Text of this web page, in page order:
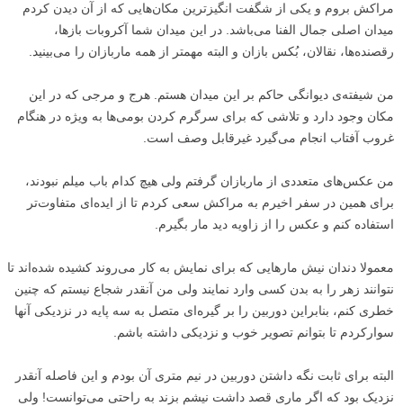
مراکش بروم و یکی از شگفت انگیز‌ترین مکان‌هایی که از آن دیدن کردم
میدان اصلی جمال الفنا می‌باشد. در این میدان شما آکروبات باز‌ها،
رقصنده‌ها، نقالان، بُکس بازان و البته مهمتر از همه ماربازان را می‌بینید.
من شیفته‌ی دیوانگی حاکم بر این میدان هستم. هرج و مرجی که در این
مکان وجود دارد و تلاشی که برای سرگرم کردن بومی‌ها به ویژه در هنگام
غروب آفتاب انجام می‌گیرد غیرقابل وصف است.
من عکس‌های متعددی از ماربازان گرفتم ولی هیچ کدام باب میلم نبودند،
برای همین در سفر اخیرم به مراکش سعی کردم تا از ایده‌ای متفاوت‌تر
استفاده کنم و عکس را از زاویه دید مار بگیرم.
معمولا دندان نیش مارهایی که برای نمایش به کار می‌روند کشیده شده‌اند تا
نتوانند زهر را به بدن کسی وارد نمایند ولی من آنقدر شجاع نیستم که چنین
خطری کنم، بنابراین دوربین را بر گیره‌ای متصل به سه پایه در نزدیکی آنها
سوارکردم تا بتوانم تصویر خوب و نزدیکی داشته باشم.
البته برای ثابت نگه داشتن دوربین در نیم متری آن بودم و این فاصله آنقدر
نزدیک بود که اگر ماری قصد داشت نیشم بزند به راحتی می‌توانست! ولی